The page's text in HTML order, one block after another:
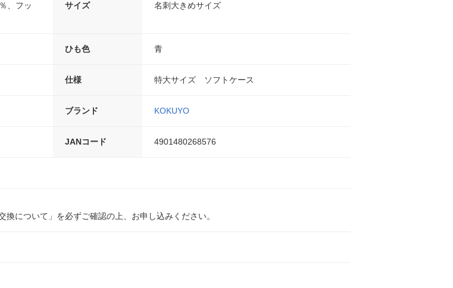
、フッ
サイズ 名刺大きめサイズ
ひも色 青
仕様 特大サイズ ソフトケース
ブランド KOKUYO
JANコード 4901480268576
について」を必ずご確認の上、お申し込みください。